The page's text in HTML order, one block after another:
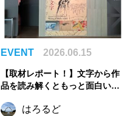
EVENT 2026.06.15
【取材レポート！】文字から作
品を読み解くともっと面白い。
のなかの文字―』｜根津美術館
はろるど